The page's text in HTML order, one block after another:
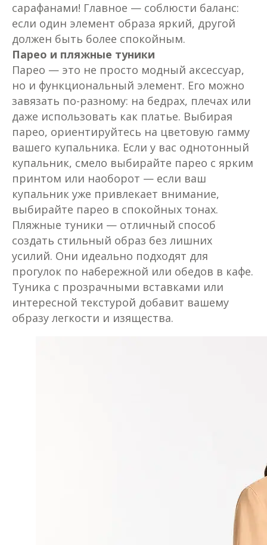
сарафанами! Главное — соблюсти баланс:
если один элемент образа яркий, другой
должен быть более спокойным.
Парео и пляжные туники
Парео — это не просто модный аксессуар,
но и функциональный элемент. Его можно
завязать по-разному: на бедрах, плечах или
даже использовать как платье. Выбирая
парео, ориентируйтесь на цветовую гамму
вашего купальника. Если у вас однотонный
купальник, смело выбирайте парео с ярким
принтом или наоборот — если ваш
купальник уже привлекает внимание,
выбирайте парео в спокойных тонах.
Пляжные туники — отличный способ
создать стильный образ без лишних
усилий. Они идеально подходят для
прогулок по набережной или обедов в кафе.
Туника с прозрачными вставками или
интересной текстурой добавит вашему
образу легкости и изящества.